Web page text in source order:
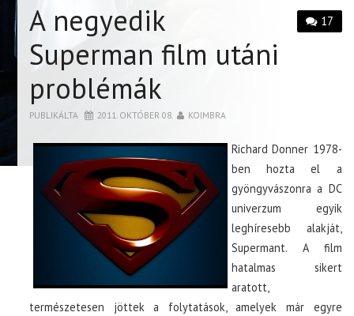
17
A negyedik
Superman film utáni
problémák
PUBLIKÁLTA 2011. OKTÓBER 08. KOIMBRA
Richard Donner 1978-
ben hozta el a
gyöngyvászonra a DC
univerzum egyik
leghíresebb alakját,
Supermant. A film
hatalmas sikert
aratott,
természetesen jöttek a folytatások, amelyek már egyre